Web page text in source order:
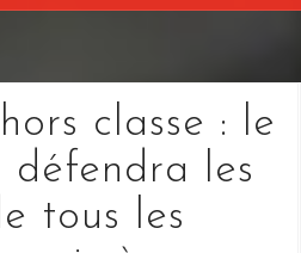
classe : le
les
tous les